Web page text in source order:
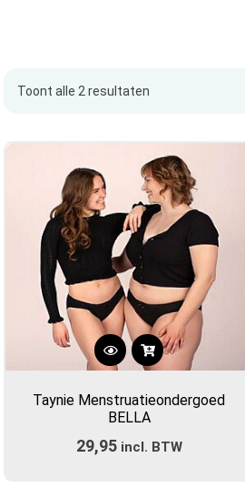
Toont alle 2 resultaten
Dit
heeft
meerdere
variaties.
Taynie Menstruatieondergoed
BELLA
29,95 incl. BTW